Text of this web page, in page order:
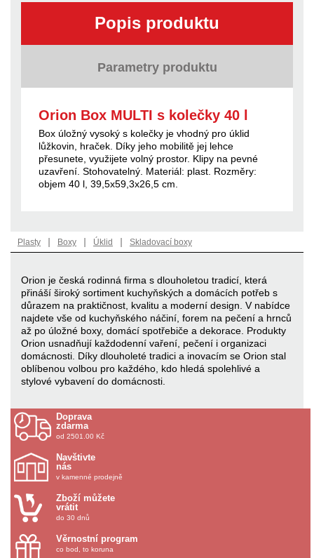
Popis produktu
Parametry produktu
Orion Box MULTI s kolečky 40 l
Box úložný vysoký s kolečky je vhodný pro úklid
lůžkovin, hraček. Díky jeho mobilitě jej lehce
přesunete, využijete volný prostor. Klipy na pevné
uzavření. Stohovatelný. Materiál: plast. Rozměry:
objem 40 l, 39,5x59,3x26,5 cm.
Plasty | Boxy | Úklid | Skladovací boxy
Orion je česká rodinná firma s dlouholetou tradicí, která
přináší široký sortiment kuchyňských a domácích potřeb s
důrazem na praktičnost, kvalitu a moderní design. V nabídce
najdete vše od kuchyňského náčiní, forem na pečení a hrnců
až po úložné boxy, domácí spotřebiče a dekorace. Produkty
Orion usnadňují každodenní vaření, pečení i organizaci
domácnosti. Díky dlouholeté tradici a inovacím se Orion stal
oblíbenou volbou pro každého, kdo hledá spolehlivé a
stylové vybavení do domácnosti.
Doprava
zdarma
od 2501.00 Kč
Navštivte
nás
v kamenné prodejně
Zboží můžete
vrátit
do 30 dnů
Věrnostní program
co bod, to koruna